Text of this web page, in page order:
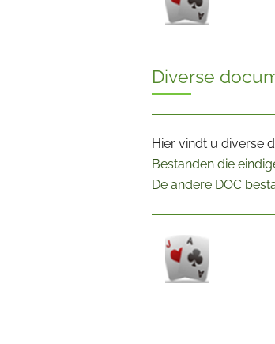
Diverse
Hier vindt u diverse
Bestanden die
De andere DOC